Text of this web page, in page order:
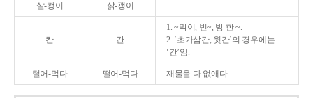
살-쾡이 삵-괭이
칸 간
1. ~막이, 빈~, 방 한 ~.
2. ‘초가삼간, 윗간’의 경우에는
‘간’임.
털어-먹다 떨어-먹다 재물을 다 없애다.